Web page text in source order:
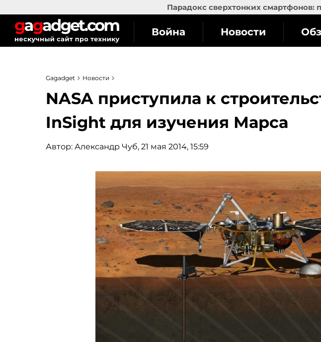
Парадокс сверхтонких смартфонов:
Война Новости
Gagadget Новости
NASA приступила к
InSight для изучения Марса
Автор: Александр Чуб, 21 мая 2014, 15:59